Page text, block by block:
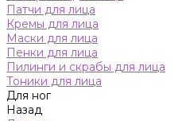
Патчи для лица
Кремы для лица
Маски для лица
Пенки для лица
Пилинги и скрабы для лица
Тоники для лица
Для ног
Назад